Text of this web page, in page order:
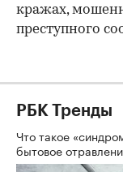
кражах,
преступного
РБК Тренды
Что такое
бытовое